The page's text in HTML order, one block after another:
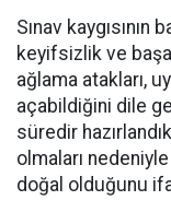
Sınav
keyifsizlik ve
ağlama atakları,
açabildiğini dile
süredir
olmaları
doğal olduğunu